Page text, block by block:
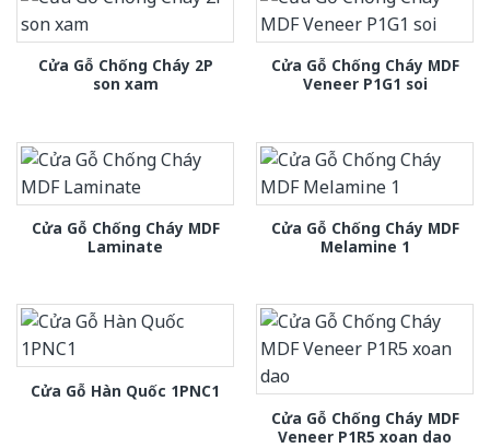
Cửa Gỗ Chống Cháy 2P
son xam
Cửa Gỗ Chống Cháy MDF
Veneer P1G1 soi
Cửa Gỗ Chống Cháy MDF
Laminate
Cửa Gỗ Chống Cháy MDF
Melamine 1
Cửa Gỗ Hàn Quốc 1PNC1
Cửa Gỗ Chống Cháy MDF
Veneer P1R5 xoan dao